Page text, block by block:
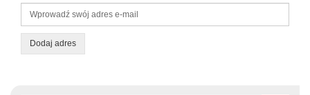
Dodaj adres